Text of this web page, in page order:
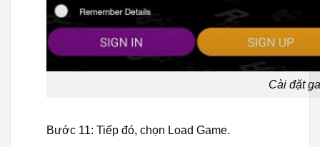
Cài đặt
Bước 11: Tiếp đó, chọn Load Game.